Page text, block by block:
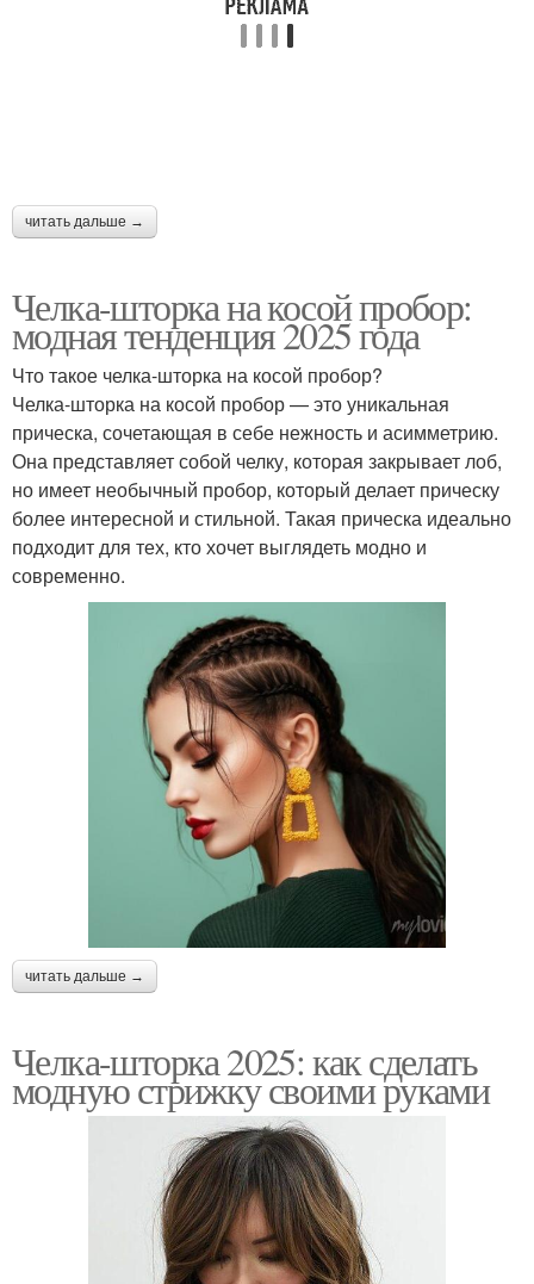
Процедуры по ухода
читать дальше →
Челка-шторка на косой пробор:
модная тенденция 2025 года
Что такое челка-шторка на косой пробор?
Челка-шторка на косой пробор — это уникальная
прическа, сочетающая в себе нежность и асимметрию.
Она представляет собой челку, которая закрывает лоб,
но имеет необычный пробор, который делает прическу
более интересной и стильной. Такая прическа идеально
подходит для тех, кто хочет выглядеть модно и
современно.
читать дальше →
Челка-шторка 2025: как сделать
модную стрижку своими руками